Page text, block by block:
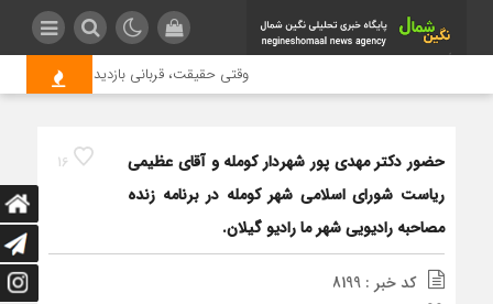
وقتی حقیقت، قربانی بازدید بیشتر می شود |
16
حضور دکتر مهدی پور شهردار کومله و آقای عظیمی
ریاست شورای اسلامی شهر کومله در برنامه زنده
مصاحبه رادیویی شهر ما رادیو گیلان.
کد خبر : 8199